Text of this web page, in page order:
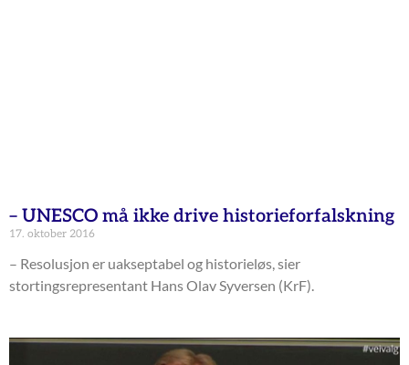
– UNESCO må ikke drive historieforfalskning
17. oktober 2016
– Resolusjon er uakseptabel og historieløs, sier
stortingsrepresentant Hans Olav Syversen (KrF).